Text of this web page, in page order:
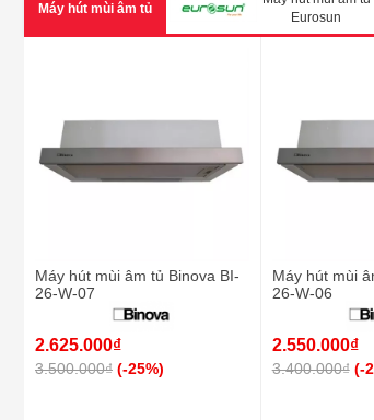
Máy hút mùi âm tủ
Eurosun
Máy hút mùi âm tủ Binova BI-
26-W-07
2.625.000₫
3.500.000₫ (-25%)
Máy hút mùi
26-W-06
2.550.000₫
3.400.000₫ (-